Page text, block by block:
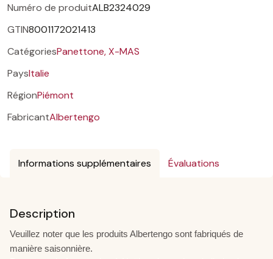
Numéro de produitALB2324029
GTIN8001172021413
CatégoriesPanettone,X-MAS
PaysItalie
RégionPiémont
FabricantAlbertengo
Informations supplémentaires Évaluations
Description
Veuillez noter que les produits Albertengo sont fabriqués de
manière saisonnière.